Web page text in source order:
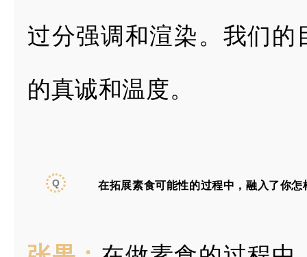
过分强调和渲染。我们的
的真诚和温度。
Q 在拓展素食可能性的过程中，融入了你